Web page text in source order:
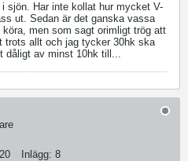
sjön. Har inte kollat hur mycket V-
ut. Sedan är det ganska vassa
men som sagt orimligt trög att
trots allt och jag tycker 30hk ska
dåligt av minst 10hk till...
Inlägg: 8